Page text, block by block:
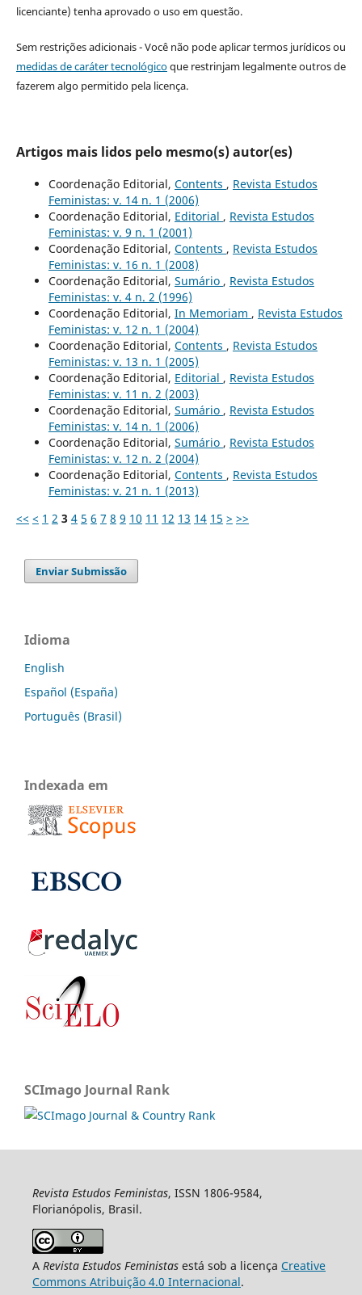
licenciante) tenha aprovado o uso em questão.
Sem restrições adicionais - Você não pode aplicar termos jurídicos ou
medidas de caráter tecnológicoque restrinjam legalmente outros de
fazerem algo permitido pela licença.
Artigos mais lidos pelo mesmo(s) autor(es)
Coordenação Editorial, Contents , Revista Estudos
Feministas: v. 14 n. 1 (2006)
Coordenação Editorial, Editorial , Revista Estudos
Feministas: v. 9 n. 1 (2001)
Coordenação Editorial, Contents , Revista Estudos
Feministas: v. 16 n. 1 (2008)
Coordenação Editorial, Sumário , Revista Estudos
Feministas: v. 4 n. 2 (1996)
Coordenação Editorial, In Memoriam , Revista Estudos
Feministas: v. 12 n. 1 (2004)
Coordenação Editorial, Contents , Revista Estudos
Feministas: v. 13 n. 1 (2005)
Coordenação Editorial, Editorial , Revista Estudos
Feministas: v. 11 n. 2 (2003)
Coordenação Editorial, Sumário , Revista Estudos
Feministas: v. 14 n. 1 (2006)
Coordenação Editorial, Sumário , Revista Estudos
Feministas: v. 12 n. 2 (2004)
Coordenação Editorial, Contents , Revista Estudos
Feministas: v. 21 n. 1 (2013)
<< < 1 2 3 4 5 6 7 8 9 10 11 12 13 14 15 > >>
Enviar Submissão
Idioma
English
Español (España)
Português (Brasil)
Indexada em
SCImago Journal Rank
Revista Estudos Feministas, ISSN 1806-9584,
Florianópolis, Brasil.
A Revista Estudos Feministasestá sob a licença Creative
Commons Atribuição 4.0 Internacional.